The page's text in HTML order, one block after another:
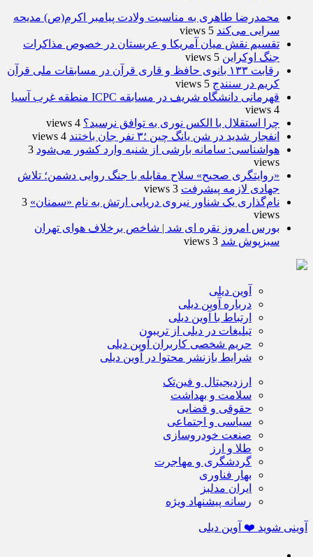
محمدرضا طاهری به مناسبت ولادت پیامبر اکرم(ص) مدیحه
سرایی می‌کند 5 views
تقسیم نقش میان آمریکا و عربستان در خصوص مذاکرات
جنگ اوکراین 5 views
رقابت ۱۳۳ بانوی حافظ و قاری قرآن در مسابقات ملی قرآن
کریم در سنندج 5 views
قهرمانی دانشگاه شریف در مسابقه ICPC منطقه غرب آسیا
4 views
چرا استقلال با الکس نوری به توافق نرسید؟ 4 views
انفجار شدید در شن یانگ چین ؛۳ نفر جان باختند
4 views
هواشناسی: سامانه بارشی از شنبه وارد کشور می‌شود 3
views
«روایتگری صحیح» سلاح مقابله با جنگ روایی دشمن؛ تلاش
جهادی لازمه پیشرفت 3 views
نام‌گذاری یک شناور نیروی دریایی ارتش به نام «سمنان» 3
views
بورس امروز نقره ای شد | شاخص برخلاف هوای تهران
سبزپوش شد 3 views
آوین دیلی
درباره آوین دیلی
ارتباط با آوین دیلی
تبلیغات در دیلی از تریبون
حریم شخصی کاربران آوین دیلی
شرایط بازنشر محتوا در آوین دیلی
ارزدیجیتال و فین‌تک
سلامت و بهداشت
حقوقی و قضایی
سیاسی و اجتماعی
صنعت خودروسازی
طلا و ارز
گردشگری و مهاجرت
بهار فناوری
ایران مدلبز
رسانه پیشنهاد ویژه
آوینی شوید ❤️ آوین دیلی